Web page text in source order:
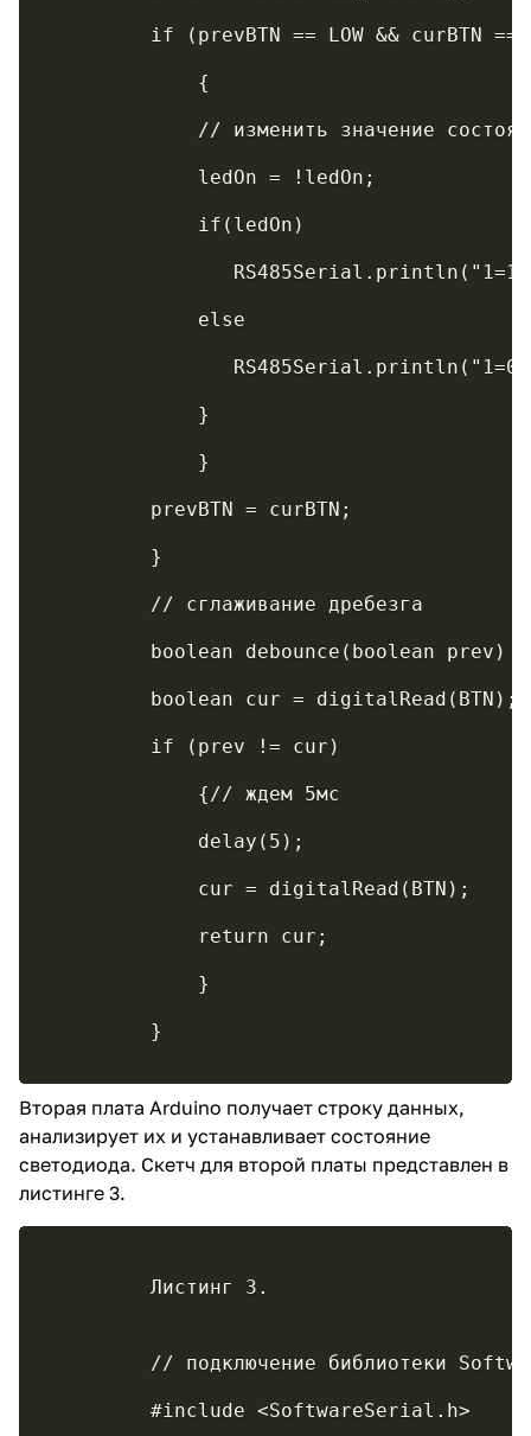
if (prevBTN == LOW && curBTN
	     {
// изменить значение
	     ledOn = !ledOn;
	     if(ledOn)
	     else
	     }
	     }
	 prevBTN = curBTN;
	 }
	 // сглаживание дребезга
	 boolean debounce(boolean prev) {
boolean cur =
if (prev !=
	     {// ждем 5мс
cur =
return
	     }
Вторая плата Arduino получает строку данных,
анализирует их и устанавливает состояние
светодиода. Скетч для второй платы представлен в
листинге 3.
// подключение библиотеки
	 #include <SoftwareSerial.h>